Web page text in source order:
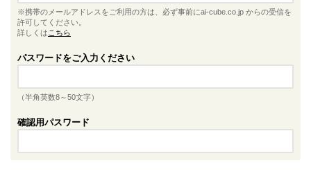
者の許諾を得た文章、画像や映像等の情報のみ、本サービスを利用し、投稿ま
たは編集することができるものとします。
2. ユーザーが本サービスを利用して投稿または編集した文章、画像、映像等の著
す。ただし、当社は、本サービスを利用して投稿または編集された文章、画
像、映像等を利用できるものとし、ユーザーは、この利用に関して、著作者人
3. 前項本文の定めるものを除き、本サービスおよび本サービスに関連する一切の
情報についての著作権およびその他知的財産権はすべて当社または当社にその
改変、転載、公衆送信（送信可能化を含みます。）、伝送、配布、出版、営業
使用等をしてはならないものとします。
◆アカウント情報の変更及び退会方法
eat-treat.jp/mypage/withdrawal
す。
1.本サイトにおいてはサービス向上のためGoogle, Inc.のGoogle Analyticsを利
とでcookieの使用に許可を与えたものとみなし、利用する過程で、サイト
※携帯のメールアドレスをご利用の方は、必ず事前にai-cube.co.jp からの受信を
許可してください。
詳しくは こちら
パスワードをご入力ください
（半角英数8～50文字）
確認用パスワード